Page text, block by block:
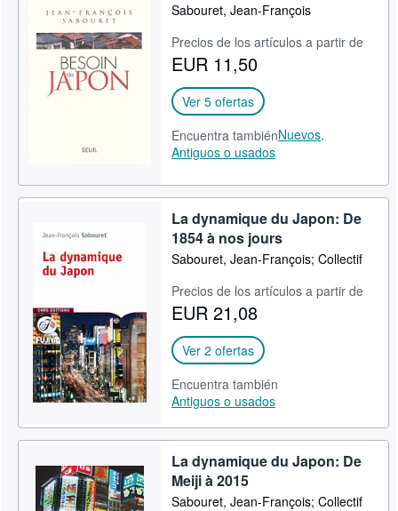
Sabouret, Jean-François
Precios de los artículos a partir de
EUR 11,50
Ver 5 ofertas
Encuentra tambiénNuevos,
Antiguos o usados
La dynamique du Japon: De
1854 à nos jours
Sabouret, Jean-François; Collectif
Precios de los artículos a partir de
EUR 21,08
Ver 2 ofertas
Encuentra también
Antiguos o usados
La dynamique du Japon: De
Meiji à 2015
Sabouret, Jean-François; Collectif